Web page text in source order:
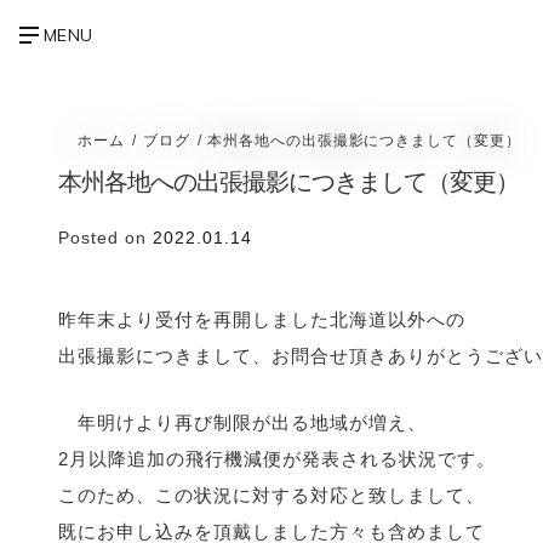
ホーム ブログ 本州各地への出張撮影につきまして（変更）
本州各地への出張撮影につきまして（変更）
Posted on 2022.01.14
昨年末より受付を再開しました北海道以外への
出張撮影につきまして、お問合せ頂きありがとうござ
年明けより再び制限が出る地域が増え、
2月以降追加の飛行機減便が発表される状況です。
このため、この状況に対する対応と致しまして、
既にお申し込みを頂戴しました方々も含めまして